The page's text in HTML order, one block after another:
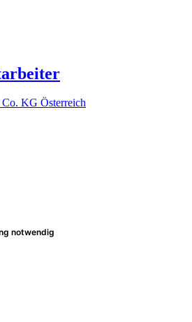
KG Österreich
notwendig